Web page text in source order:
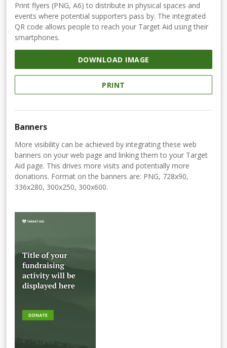
Print flyers (PNG, A6) to distribute in physical spaces and
events where potential supporters pass by. The integrated
QR code allows people to reach your Target Aid using their
smartphones.
DOWNLOAD IMAGE
PRINT
Banners
More visibility can be achieved by integrating these web
banners on your web page and linking them to your Target
Aid page. This drives more visits and potentially more
donations. Format on the banners are: PNG, 728x90,
336x280, 300x250, 300x600.